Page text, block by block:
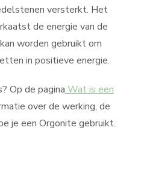
versterkt. Het
de energie van de
worden gebruikt om
in positieve energie.
Op de pagina Wat is een
over de werking, de
je een Orgonite gebruikt.